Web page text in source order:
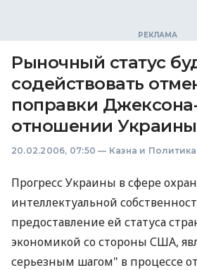
Рыночный статус
содействовать
поправки
отношении
20.02.2006, 07:50 — Казна и Политика
Прогресс Украины в сфере
интеллектуальной
предоставление ей статуса
экономикой со стороны США,
серьезным шагом" в процессе